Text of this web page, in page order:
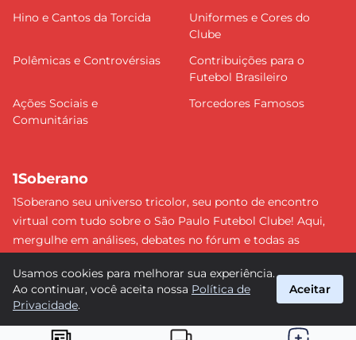
Hino e Cantos da Torcida
Uniformes e Cores do
Clube
Polêmicas e Controvérsias
Contribuições para o
Futebol Brasileiro
Ações Sociais e
Comunitárias
Torcedores Famosos
1Soberano
1Soberano seu universo tricolor, seu ponto de encontro
virtual com tudo sobre o São Paulo Futebol Clube! Aqui,
mergulhe em análises, debates no fórum e todas as
detalhe e faça parte dessa comunidade apaixonada pelo
tricolor paulista. #SPFC #SãoPaulo #1Soberano
Usamos cookies para melhorar sua experiência.
Ao continuar, você aceita nossa Política de
Privacidade.
Aceitar